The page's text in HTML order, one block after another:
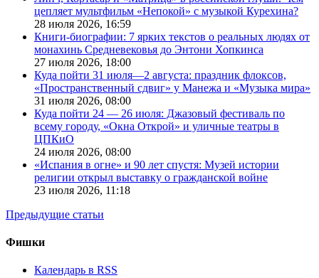
цепляет мультфильм «Непокой» с музыкой Курехина?
28 июля 2026, 16:59
Книги-биографии: 7 ярких текстов о реальных людях от
монахинь Средневековья до Энтони Хопкинса
27 июля 2026, 18:00
Куда пойти 31 июля—2 августа: праздник флоксов,
«Пространственный сдвиг» у Манежа и «Музыка мира»
31 июля 2026, 08:00
Куда пойти 24 — 26 июля: Джазовый фестиваль по
всему городу, «Окна Открой» и уличные театры в
ЦПКиО
24 июля 2026, 08:00
«Испания в огне» и 90 лет спустя: Музей истории
религии открыл выставку о гражданской войне
23 июля 2026, 11:18
Предыдущие статьи
Фишки
Календарь в RSS